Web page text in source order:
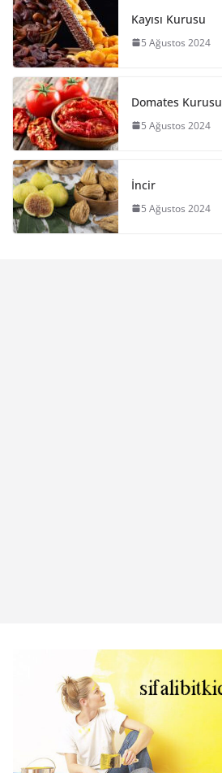
Kayısı Kurusu
5 Ağustos 2024
Domates Kurusu
5 Ağustos 2024
İncir
5 Ağustos 2024